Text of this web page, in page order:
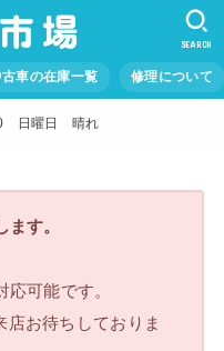
古車の在庫一覧 修理について
SEARCH
日曜日 晴れ
す。
可能です。
お待ちしておりま